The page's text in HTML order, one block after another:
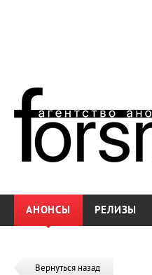
АНОНСЫ РЕЛИЗЫ
Вернуться назад